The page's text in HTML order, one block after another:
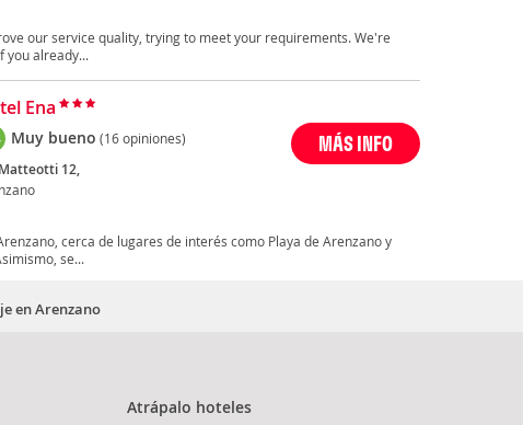
our service quality, trying to meet your requirements. We're
you already...
Ena
Muy bueno (16 opiniones)
12,
MÁS INFO
cerca de lugares de interés como Playa de Arenzano y
se...
en Arenzano
Atrápalo hoteles